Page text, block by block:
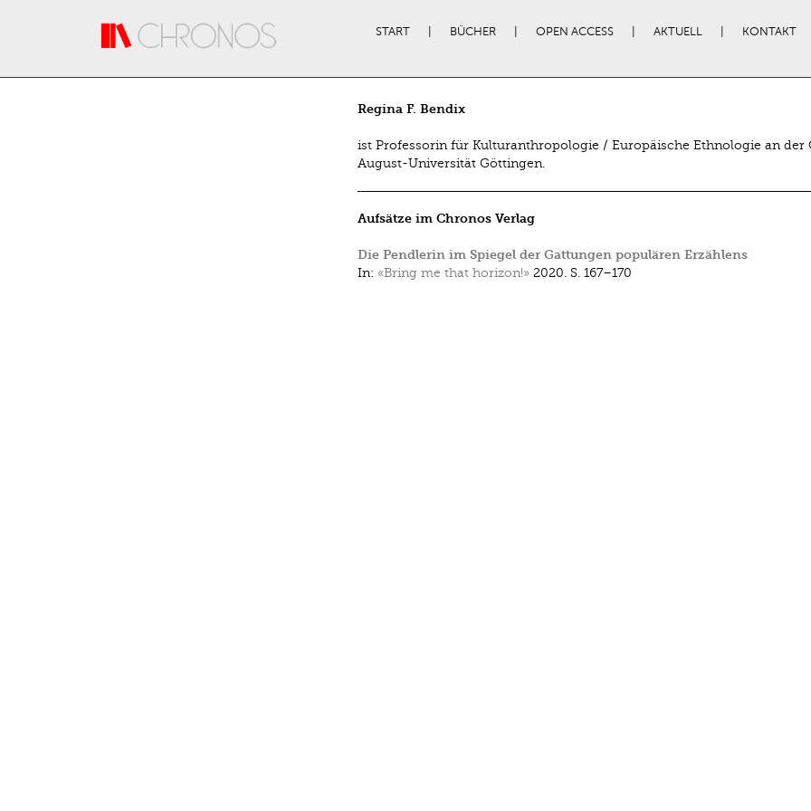
START BÜCHER OPEN ACCESS AKTUELL KONTAKT
Regina F. Bendix
ist Professorin für Kulturanthropologie / Europäische Ethnologie an der
August-Universität Göttingen.
Aufsätze im Chronos Verlag
Die Pendlerin im Spiegel der Gattungen populären Erzählens
In: «Bring me that horizon!» 2020. S. 167–170